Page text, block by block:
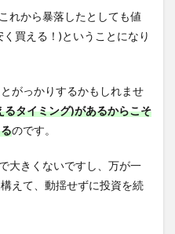
れから暴落したとしても値
買える！)ということになり
がっかりするかもしれませ
タイミング)があるからこそ
のです。
大きくないですし、万が一
えて、動揺せずに投資を続